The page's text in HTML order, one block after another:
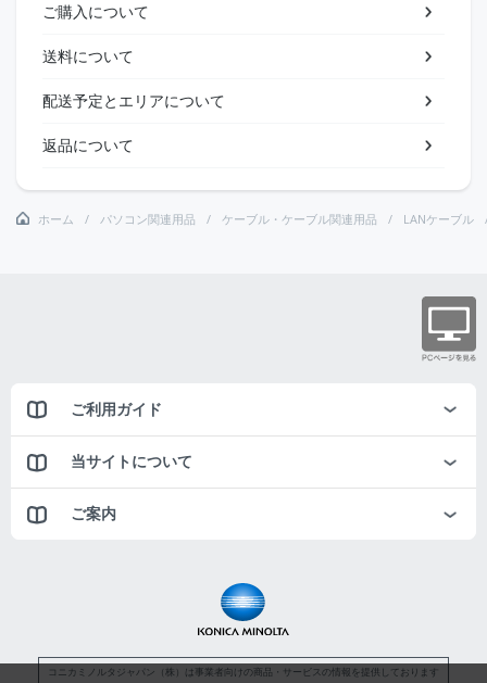
ご購入について
送料について
配送予定とエリアについて
返品について
ホーム パソコン関連用品 ケーブル・ケーブル関連用品 LANケーブル
ご利用ガイド
当サイトについて
ご案内
コニカミノルタジャパン（株）は事業者向けの商品・サービスの情報を提供しております